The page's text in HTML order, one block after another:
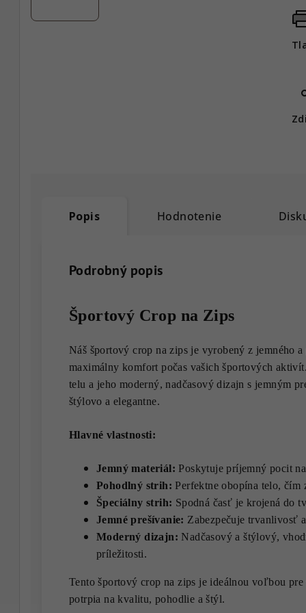
Popis Hodnotenie
Podrobný popis
Športový Crop na Zips
Náš športový crop na zips je vyrobený z jemného
maximálny komfort počas vašich športových
telu a jeho moderný, nadčasový dizajn s jemným
štýlovo a elegantne.
Hlavné vlastnosti:
Jemný materiál: Poskytuje príjemný pocit
Pohodlný strih: Perfektne obopína telo, čím
Špeciálny strih: Spodná časť je krojená do
Jemné prešívanie: Zabezpečuje trvanlivosť
Moderný dizajn: Nadčasový a štýlový,
príležitosti.
Tento športový crop na zips je ideálnou voľbou
potrpia na kvalitu, pohodlie a štýl.